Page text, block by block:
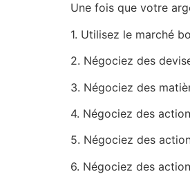
Une fois que votre
1. Utilisez le marché
2. Négociez des
3. Négociez des
4. Négociez des
5. Négociez des
6. Négociez des